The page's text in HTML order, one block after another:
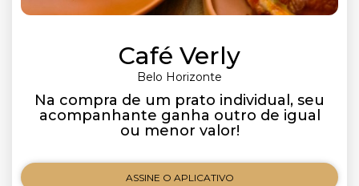
Café Verly
Belo Horizonte
Na compra de um prato individual, seu
acompanhante ganha outro de igual
ou menor valor!
ASSINE O APLICATIVO